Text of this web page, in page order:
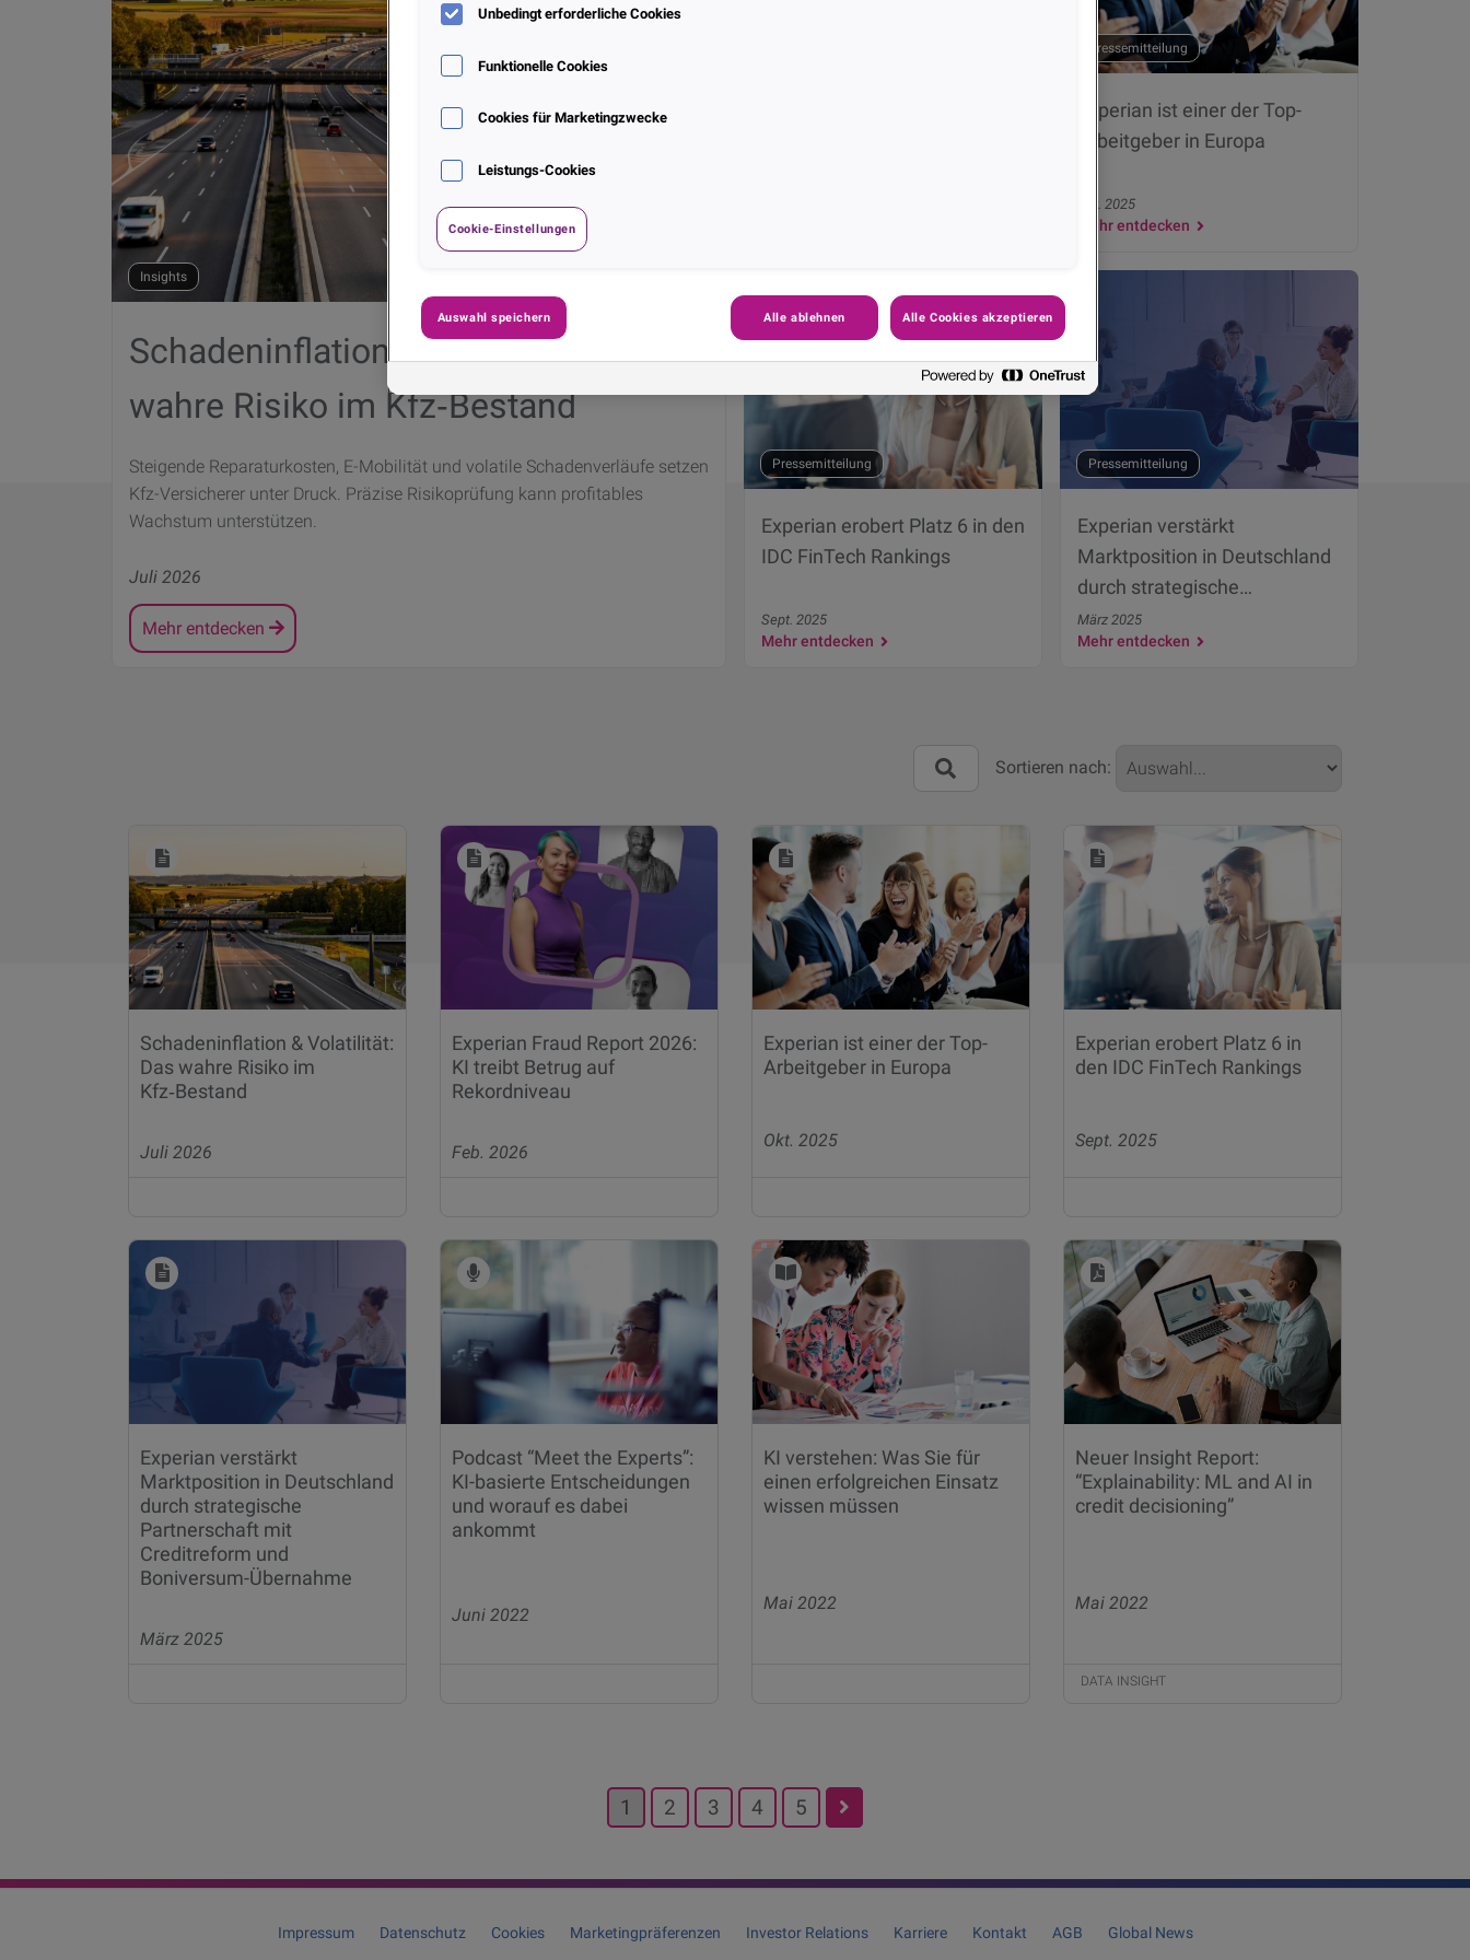
Insights
Schadeninflation & Volatilität: Das
wahre Risiko im Kfz‑Bestand
Steigende Reparaturkosten, E-Mobilität und volatile Schadenverläufe setzen
Kfz-Versicherer unter Druck. Präzise Risikoprüfung kann profitables
Wachstum unterstützen.
Juli 2026
Mehr entdecken
Pressemitteilung
Experian ist einer der Top-
Arbeitgeber in Europa
Okt. 2025
Mehr entdecken
Pressemitteilung
Experian erobert Platz 6 in den
IDC FinTech Rankings
Sept. 2025
Mehr entdecken
Pressemitteilung
Experian verstärkt
Marktposition in Deutschland
durch strategische
Partnerschaft mit
Creditreform und Boniversum-
März 2025
Mehr entdecken
Suche: Sortieren nach:
Schadeninflation & Volatilität:
Das wahre Risiko im
Kfz‑Bestand
Juli 2026
Experian Fraud Report 2026:
KI treibt Betrug auf
Rekordniveau
Feb. 2026
Experian ist einer der Top-
Arbeitgeber in Europa
Okt. 2025
Experian erobert Platz 6 in
den IDC FinTech Rankings
Sept. 2025
Experian verstärkt
Marktposition in Deutschland
durch strategische
Partnerschaft mit
Creditreform und
Boniversum-Übernahme
März 2025
Podcast “Meet the Experts”:
KI-basierte Entscheidungen
und worauf es dabei
ankommt
Juni 2022
KI verstehen: Was Sie für
einen erfolgreichen Einsatz
wissen müssen
Mai 2022
Neuer Insight Report:
“Explainability: ML and AI in
credit decisioning”
Mai 2022
DATA INSIGHT
1 2 3 4 5
Impressum Datenschutz Cookies Marketingpräferenzen Investor Relations Karriere Kontakt AGB Global News
Unbedingt erforderliche Cookies
Funktionelle Cookies
Cookies für Marketingzwecke
Leistungs-Cookies
Cookie-Einstellungen
Auswahl speichern Alle ablehnen Alle Cookies akzeptieren